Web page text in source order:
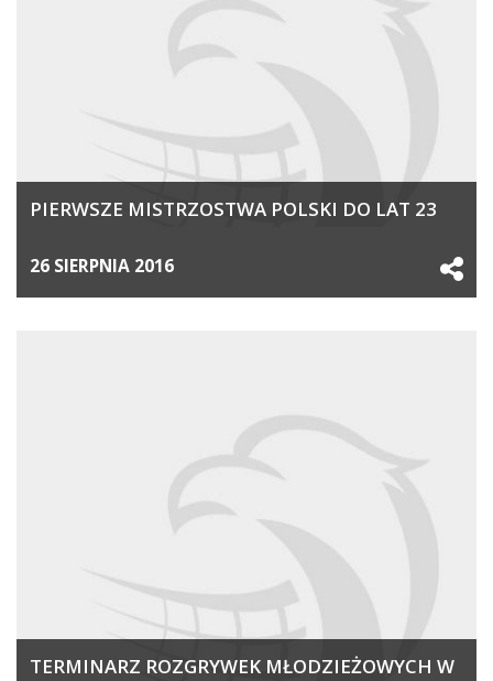
PIERWSZE MISTRZOSTWA POLSKI DO LAT 23
26 SIERPNIA 2016
TERMINARZ ROZGRYWEK MŁODZIEŻOWYCH W